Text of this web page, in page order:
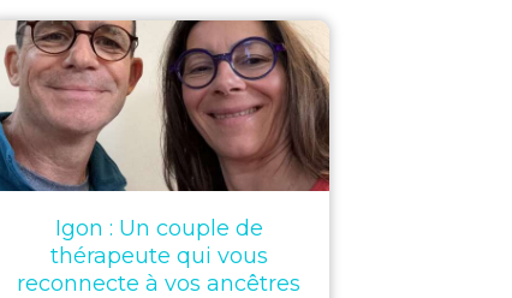
Igon : Un couple de
thérapeute qui vous
reconnecte à vos ancêtres